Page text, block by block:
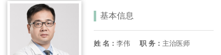
基本信息
姓 名： 李伟 职 务： 主治医师